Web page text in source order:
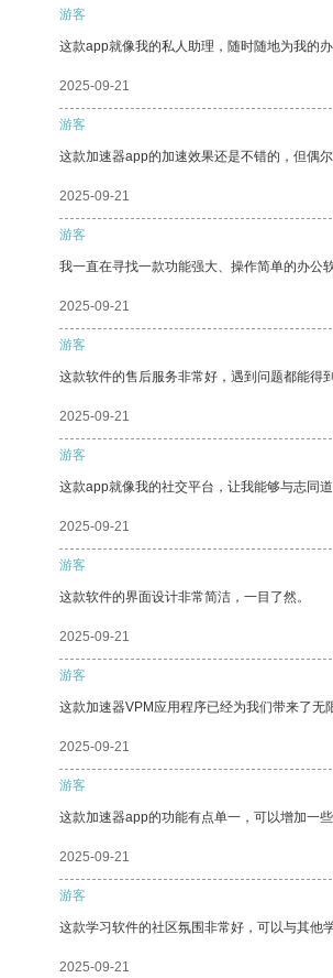
游客
这款app就像我的私人助理，随时随地为我的办
2025-09-21
游客
这款加速器app的加速效果还是不错的，但偶
2025-09-21
游客
我一直在寻找一款功能强大、操作简单的办公
2025-09-21
游客
这款软件的售后服务非常好，遇到问题都能得
2025-09-21
游客
这款app就像我的社交平台，让我能够与志同道
2025-09-21
游客
这款软件的界面设计非常简洁，一目了然。
2025-09-21
游客
这款加速器VPM应用程序已经为我们带来了无
2025-09-21
游客
这款加速器app的功能有点单一，可以增加一
2025-09-21
游客
这款学习软件的社区氛围非常好，可以与其他
2025-09-21